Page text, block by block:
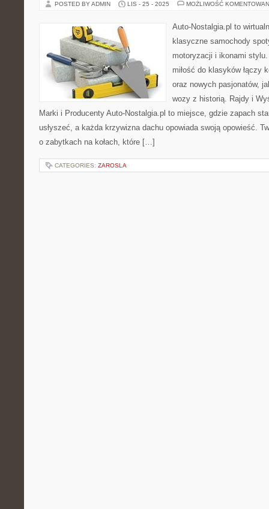
POSTED BY ADMIN LIS - 25 - 2025 MOŻLIWOŚĆ
Auto-Nostalgia.pl to
klasyczne samochody
motoryzacji i ikonami
miłość do klasyków łączy
oraz nowych pasjonatów,
wozy z historią. Rajdy i
Marki i Producenty Auto-Nostalgia.pl to miejsce, gdzie zapach
usłyszeć, a każda krzywizna dachu opowiada swoją opowieść.
o zabytkach na kołach, które […]
CATEGORIES: ZAROSLA